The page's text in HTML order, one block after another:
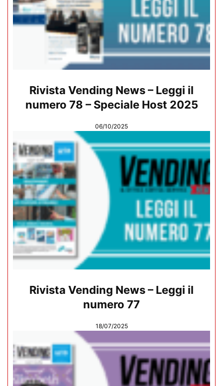
Rivista Vending News – Leggi il
numero 78 – Speciale Host 2025
06/10/2025
Rivista Vending News – Leggi il
numero 77
18/07/2025